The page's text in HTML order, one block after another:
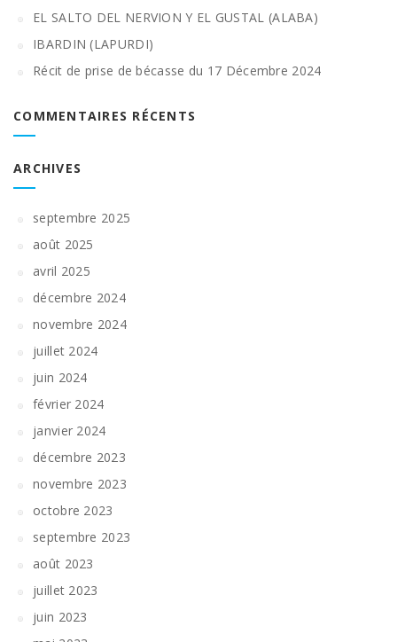
EL SALTO DEL NERVION Y EL GUSTAL (ALABA)
IBARDIN (LAPURDI)
Récit de prise de bécasse du 17 Décembre 2024
COMMENTAIRES RÉCENTS
ARCHIVES
septembre 2025
août 2025
avril 2025
décembre 2024
novembre 2024
juillet 2024
juin 2024
février 2024
janvier 2024
décembre 2023
novembre 2023
octobre 2023
septembre 2023
août 2023
juillet 2023
juin 2023